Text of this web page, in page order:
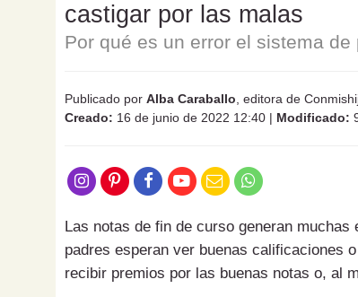
castigar por las malas
Por qué es un error el sistema
Publicado por Alba Caraballo , editora de
Creado: 16 de junio de 2022 12:40 | Modificado:
Las notas de fin de curso generan
padres esperan ver buenas calificaciones
recibir premios por las buenas notas o, al